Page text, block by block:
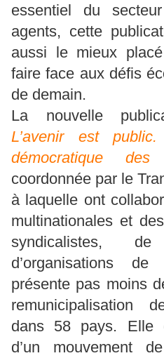
essentiel du
agents, cette
aussi le mieux
faire face aux défis
de demain.
La nouvelle
L’avenir est
démocratique
coordonnée par le
à laquelle ont
multinationales et
syndicalistes,
d’organisations
présente pas moins
remunicipalisation
dans 58 pays. Elle
d’un mouvement